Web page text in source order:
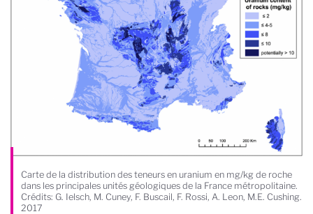
Carte de la distribution des teneurs en uranium en mg/kg de roche
dans les principales unités géologiques de la France métropolitaine.
Crédits: G. Ielsch, M. Cuney, F. Buscail, F. Rossi, A. Leon, M.E. Cushing.
2017